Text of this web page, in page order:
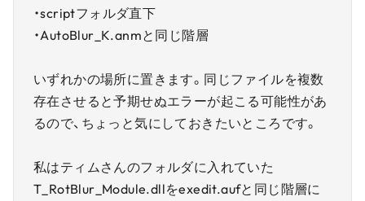
・scriptフォルダ直下
・AutoBlur_K.anmと同じ階層
いずれかの場所に置きます。同じファイルを複数
存在させると予期せぬエラーが起こる可能性があ
るので、ちょっと気にしておきたいところです。
私はティムさんのフォルダに入れていた
T_RotBlur_Module.dllをexedit.aufと同じ階層に